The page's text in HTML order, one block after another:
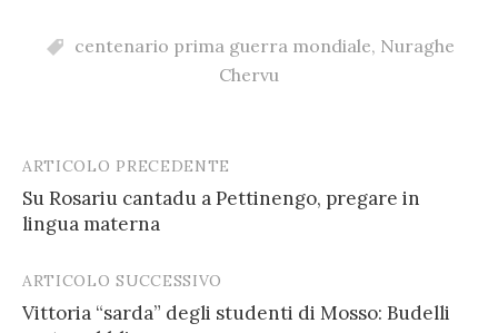
centenario prima guerra mondiale, Nuraghe
Chervu
Post
navigation
ARTICOLO PRECEDENTE
Su Rosariu cantadu a Pettinengo, pregare in
lingua materna
ARTICOLO SUCCESSIVO
Vittoria “sarda” degli studenti di Mosso: Budelli